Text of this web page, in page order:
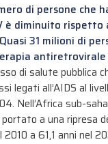
di persone che
è diminuito rispetto
Quasi 31 milioni di
di salute pubblica
legati all’AIDS al
Nell’Africa sub-
a una ripresa
a 61,1 anni nel